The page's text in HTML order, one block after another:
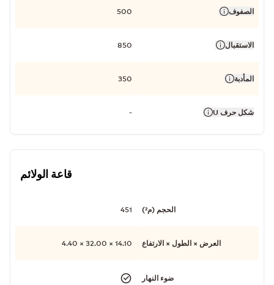
الصفوف 500
الاستقبال 850
المأدبة 350
شكل حرف U -
قاعة الولائم
الحجم (م²) 451
العرض × الطول × الارتفاع 14.10 × 32.00 × 4.40
ضوء النهار